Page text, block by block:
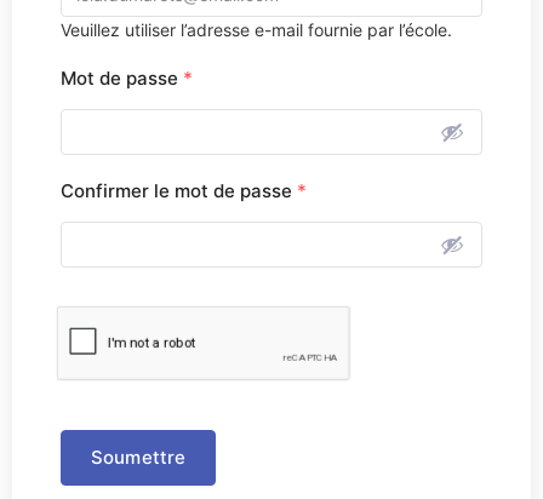
Veuillez utiliser l’adresse e-mail fournie par l’école.
Mot de passe *
Confirmer le mot de passe *
Soumettre